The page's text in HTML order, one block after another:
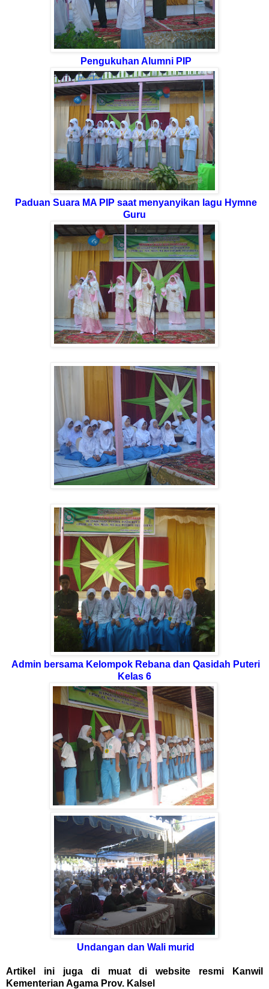
Pengukuhan Alumni PIP
Paduan Suara MA PIP saat menyanyikan lagu Hymne
Guru
Admin bersama Kelompok Rebana dan Qasidah Puteri
Kelas 6
Undangan dan Wali murid
Artikel ini juga di muat di website resmi Kanwil
Kementerian Agama Prov. Kalsel